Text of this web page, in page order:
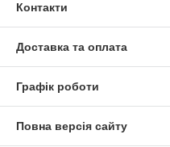
Контакти
Доставка та оплата
Графік роботи
Повна версія сайту